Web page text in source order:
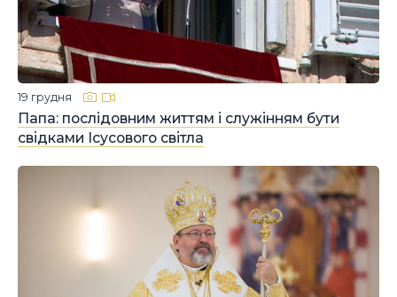
Папа: послідовним життям і служінням бути
свідками Ісусового світла
19 грудня